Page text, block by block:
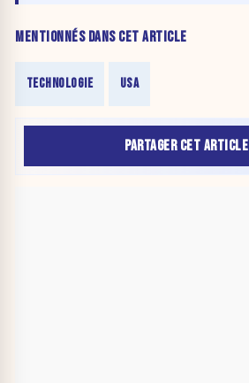
MENTIONNÉS DANS CET ARTICLE
TECHNOLOGIE USA
PARTAGER CET ARTICLE